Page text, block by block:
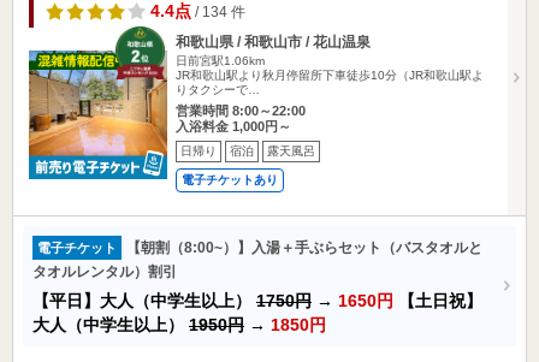
4.4点/ 134 件
和歌山県 / 和歌山市 / 花山温泉
日前宮駅1.06km
JR和歌山駅より秋月停留所下車徒歩10分（JR和歌山駅よ
りタクシーで…
営業時間 8:00～22:00
入浴料金 1,000円～
日帰り 宿泊 露天風呂
電子チケットあり
電子チケット
【朝割（8:00~）】入湯＋手ぶらセット（バスタオルと
タオルレンタル）割引
【平日】大人（中学生以上） 1750円 → 1650円
【土日祝】
大人（中学生以上） 1950円 → 1850円